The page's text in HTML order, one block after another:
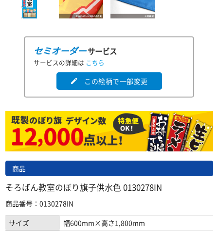
セミオーダーサービス
サービスの詳細は こちら
edit この絵柄で一部変更
商品
そろばん教室のぼり旗子供水色 0130278IN
商品番号：0130278IN
サイズ
幅600mm×高さ1,800mm